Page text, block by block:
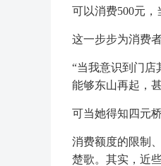
可以消费500元，
这一步步为消费
“当我意识到门店
能够东山再起，
可当她得知四元
消费额度的限制
楚歌。其实，近